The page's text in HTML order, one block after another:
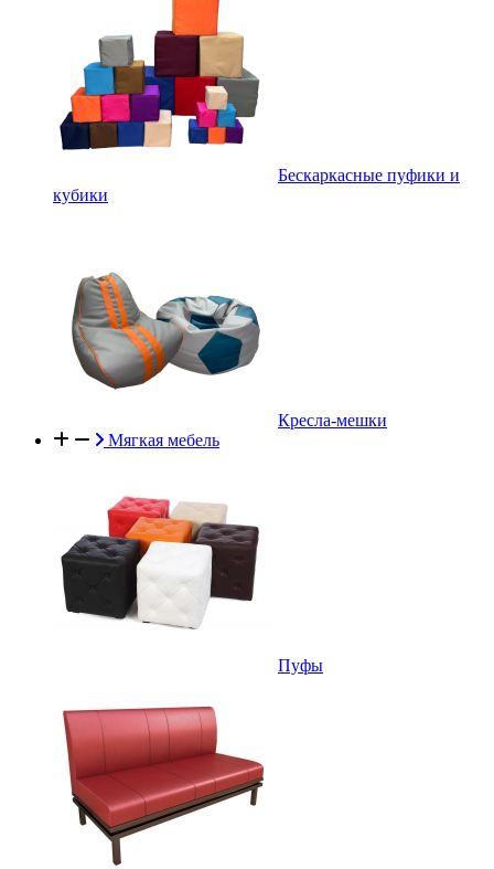
Бескаркасные пуфики и
кубики
Кресла-мешки
Мягкая мебель
Пуфы